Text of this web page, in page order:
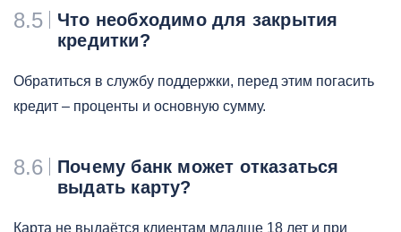
8.5
Что необходимо для закрытия
кредитки?
Обратиться в службу поддержки, перед этим погасить
кредит – проценты и основную сумму.
8.6
Почему банк может отказаться
выдать карту?
Карта не выдаётся клиентам младше 18 лет и при